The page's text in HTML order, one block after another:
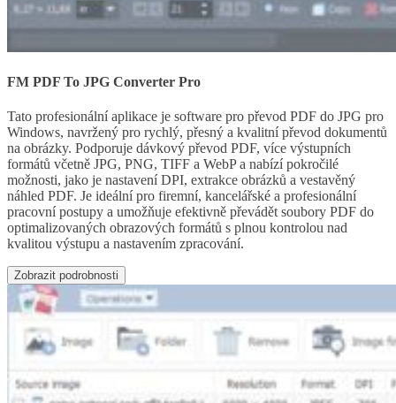
FM PDF To JPG Converter Pro
Tato profesionální aplikace je software pro převod PDF do JPG pro
Windows, navržený pro rychlý, přesný a kvalitní převod dokumentů
na obrázky. Podporuje dávkový převod PDF, více výstupních
formátů včetně JPG, PNG, TIFF a WebP a nabízí pokročilé
možnosti, jako je nastavení DPI, extrakce obrázků a vestavěný
náhled PDF. Je ideální pro firemní, kancelářské a profesionální
pracovní postupy a umožňuje efektivně převádět soubory PDF do
optimalizovaných obrazových formátů s plnou kontrolou nad
kvalitou výstupu a nastavením zpracování.
Zobrazit podrobnosti